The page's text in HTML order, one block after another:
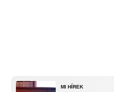
MI HÍREK